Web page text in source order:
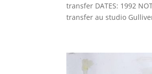
transfer DATES: 1992
transfer au studio